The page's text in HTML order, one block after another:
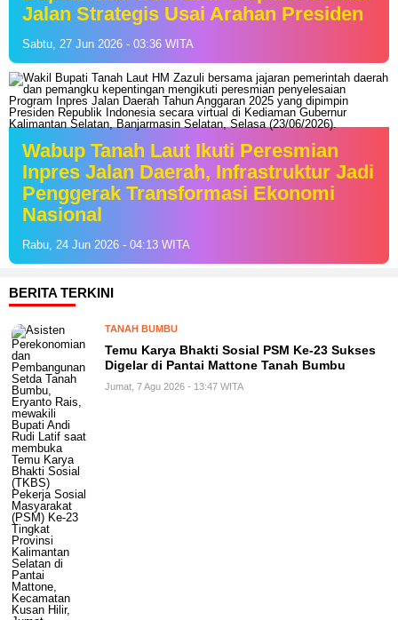
Jalan Strategis Usai Arahan Presiden
Sabtu, 27 Jun 2026 - 03:36 WITA
Wabup Tanah Laut Ikuti Peresmian
Inpres Jalan Daerah, Infrastruktur Jadi
Penggerak Transformasi Ekonomi
Nasional
Rabu, 24 Jun 2026 - 04:13 WITA
BERITA TERKINI
TANAH BUMBU
Temu Karya Bhakti Sosial PSM Ke-23 Sukses
Digelar di Pantai Mattone Tanah Bumbu
Jumat, 7 Agu 2026 - 13:47 WITA